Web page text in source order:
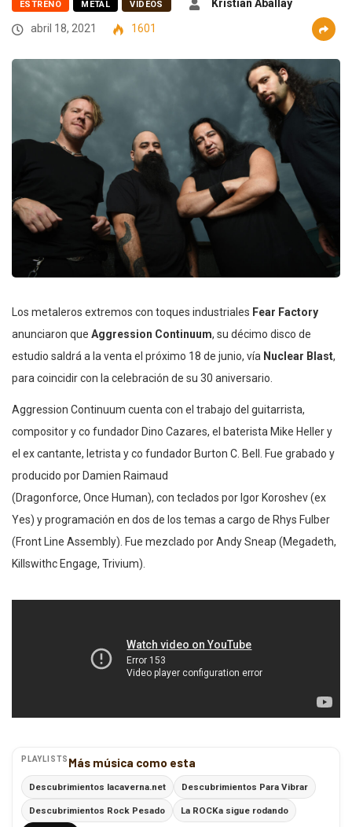
ESTRENO METAL VIDEOS
Kristian Aballay
abril 18, 2021
1601
Los metaleros extremos con toques industriales Fear Factory
anunciaron que Aggression Continuum, su décimo disco de
estudio saldrá a la venta el próximo 18 de junio, vía Nuclear Blast,
para coincidir con la celebración de su 30 aniversario.
Aggression Continuum cuenta con el trabajo del guitarrista,
compositor y co fundador Dino Cazares, el baterista Mike Heller y
el ex cantante, letrista y co fundador Burton C. Bell. Fue grabado y
producido por Damien Raimaud
(Dragonforce, Once Human), con teclados por Igor Koroshev (ex
Yes) y programación en dos de los temas a cargo de Rhys Fulber
(Front Line Assembly). Fue mezclado por Andy Sneap (Megadeth,
Killswithc Engage, Trivium).
PLAYLISTS Más música como esta
Descubrimientos lacaverna.net Descubrimientos Para Vibrar
Descubrimientos Rock Pesado La ROCKa sigue rodando